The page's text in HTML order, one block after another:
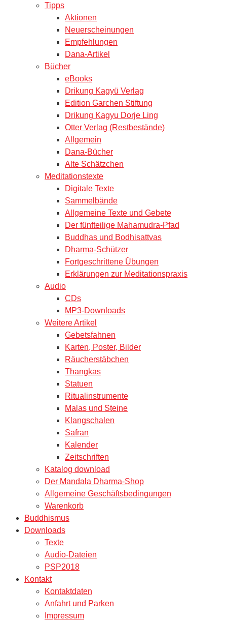
Tipps
Aktionen
Neuerscheinungen
Empfehlungen
Dana-Artikel
Bücher
eBooks
Drikung Kagyü Verlag
Edition Garchen Stiftung
Drikung Kagyu Dorje Ling
Otter Verlag (Restbestände)
Allgemein
Dana-Bücher
Alte Schätzchen
Meditationstexte
Digitale Texte
Sammelbände
Allgemeine Texte und Gebete
Der fünfteilige Mahamudra-Pfad
Buddhas und Bodhisattvas
Dharma-Schützer
Fortgeschrittene Übungen
Erklärungen zur Meditationspraxis
Audio
CDs
MP3-Downloads
Weitere Artikel
Gebetsfahnen
Karten, Poster, Bilder
Räucherstäbchen
Thangkas
Statuen
Ritualinstrumente
Malas und Steine
Klangschalen
Safran
Kalender
Zeitschriften
Katalog download
Der Mandala Dharma-Shop
Allgemeine Geschäftsbedingungen
Warenkorb
Buddhismus
Downloads
Texte
Audio-Dateien
PSP2018
Kontakt
Kontaktdaten
Anfahrt und Parken
Impressum